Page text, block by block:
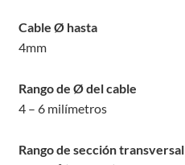
Cable Ø hasta
4mm
Rango de Ø del cable
4 – 6 milímetros
Rango de sección transversal